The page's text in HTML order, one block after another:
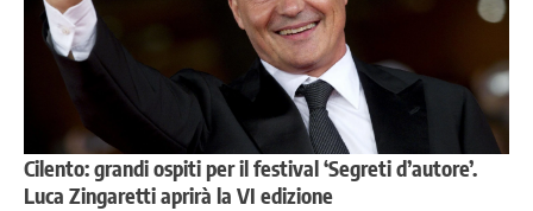
Cilento: grandi ospiti per il festival ‘Segreti d’autore’.
Luca Zingaretti aprirà la VI edizione